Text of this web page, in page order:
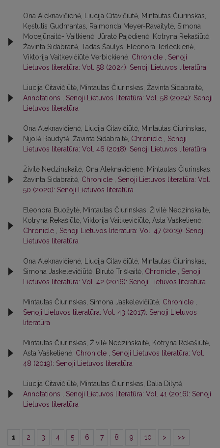
Ona Aleknavičienė, Liucija Citavičiūtė, Mintautas Čiurinskas,
Kęstutis Gudmantas, Raimonda Meyer-Ravaitytė, Simona
Mocejūnaitė- Vaitkienė, Jūratė Pajėdienė, Kotryna Rekašiūtė,
Žavinta Sidabraitė, Tadas Šaulys, Eleonora Terleckienė,
Viktorija Vaitkevičiūtė Verbickienė, Chronicle
Senoji
Lietuvos literatūra: Vol. 58 (2024): Senoji Lietuvos literatūra
Liucija Citavičiūtė, Mintautas Čiurinskas, Žavinta Sidabraitė,
Annotations
Senoji Lietuvos literatūra: Vol. 58 (2024): Senoji
Lietuvos literatūra
Ona Aleknavičienė, Liucija Citavičiūtė, Mintautas Čiurinskas,
Nijolė Raudytė, Žavinta Sidabraitė, Chronicle
Senoji
Lietuvos literatūra: Vol. 46 (2018): Senoji Lietuvos literatūra
Živilė Nedzinskaitė, Ona Aleknavičienė, Mintautas Čiurinskas,
Žavinta Sidabraitė, Chronicle
Senoji Lietuvos literatūra: Vol.
50 (2020): Senoji Lietuvos literatūra
Eleonora Buožytė, Mintautas Čiurinskas, Živilė Nedzinskaitė,
Kotryna Rekašiūtė, Viktorija Vaitkevičiūtė, Asta Vaškelienė,
Chronicle
Senoji Lietuvos literatūra: Vol. 47 (2019): Senoji
Lietuvos literatūra
Ona Aleknavičienė, Liucija Citavičiūtė, Mintautas Čiurinskas,
Simona Jaskelevičiūtė, Birutė Triškaitė, Chronicle
Senoji
Lietuvos literatūra: Vol. 42 (2016): Senoji Lietuvos literatūra
Mintautas Čiurinskas, Simona Jaskelevičiūtė, Chronicle
Senoji Lietuvos literatūra: Vol. 43 (2017): Senoji Lietuvos
literatūra
Mintautas Čiurinskas, Živilė Nedzinskaitė, Kotryna Rekašiūtė,
Asta Vaškelienė, Chronicle
Senoji Lietuvos literatūra: Vol.
48 (2019): Senoji Lietuvos literatūra
Liucija Citavičiūtė, Mintautas Čiurinskas, Dalia Dilytė,
Annotations
Senoji Lietuvos literatūra: Vol. 41 (2016): Senoji
Lietuvos literatūra
1 2 3 4 5 6 7 8 9 10 > >>